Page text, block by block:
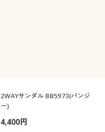
2WAYサンダル BB5973(パンジ
ー)
4,400円